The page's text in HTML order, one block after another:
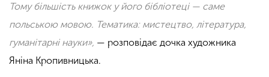
Тому більшість книжок у його бібліотеці — саме
польською мовою. Тематика: мистецтво, література,
гуманітарні науки», — розповідає дочка художника
Яніна Кропивницька.